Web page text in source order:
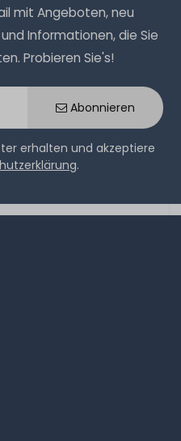
mit Angeboten, neu
Informationen, die Sie
Probieren Sie's!
Abonnieren
erhalten und akzeptiere
.